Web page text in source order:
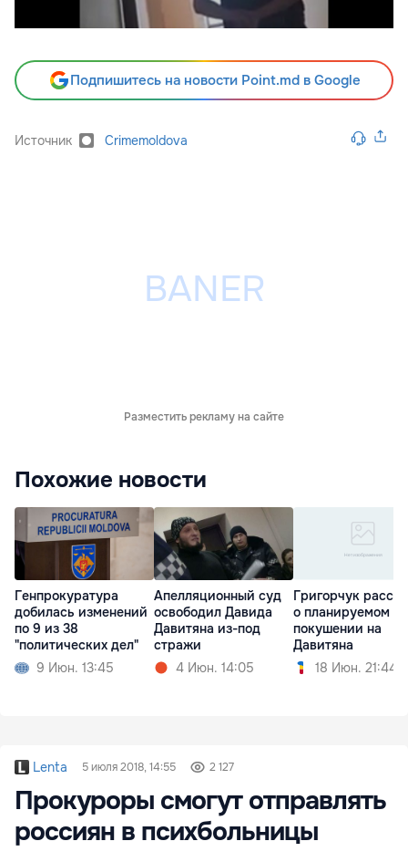
Подпишитесь на новости Point.md в Google
Источник Crimemoldova
Разместить рекламу на сайте
Похожие новости
Генпрокуратура
добилась изменений
по 9 из 38
"политических дел"
9 Июн. 13:45
Апелляционный суд
освободил Давида
Давитяна из-под
стражи
4 Июн. 14:05
Григорчук
о планируемом
покушении на
Давитяна
18 Июн. 21:44
Lenta 5 июля 2018, 14:55 2 127
Прокуроры смогут отправлять
россиян в психбольницы